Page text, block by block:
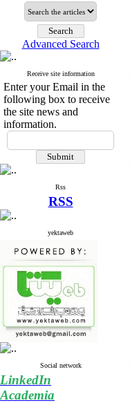
Advanced Search
Receive site information
Enter your Email in the
following box to receive
the site news and
information.
Rss
RSS
yektaweb
Social network
LinkedIn
Academia